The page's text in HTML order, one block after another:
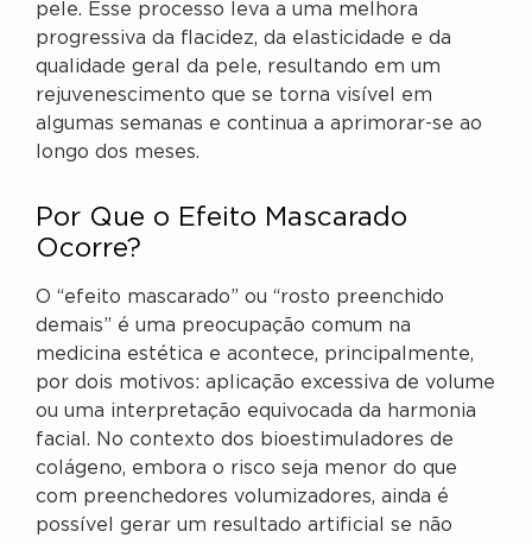
pele. Esse processo leva a uma melhora
progressiva da flacidez, da elasticidade e da
qualidade geral da pele, resultando em um
rejuvenescimento que se torna visível em
algumas semanas e continua a aprimorar-se ao
longo dos meses.
Por Que o Efeito Mascarado
Ocorre?
O “efeito mascarado” ou “rosto preenchido
demais” é uma preocupação comum na
medicina estética e acontece, principalmente,
por dois motivos: aplicação excessiva de volume
ou uma interpretação equivocada da harmonia
facial. No contexto dos bioestimuladores de
colágeno, embora o risco seja menor do que
com preenchedores volumizadores, ainda é
possível gerar um resultado artificial se não